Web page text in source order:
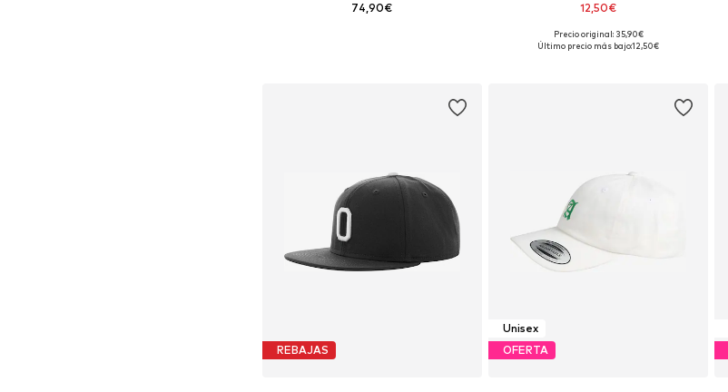
74,90€ 12,50€
Tallas disponibles: 55-60
Precio original: 35,90€
Último precio más bajo:12,50€
REBAJAS
Unisex
OFERTA